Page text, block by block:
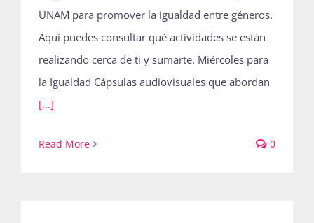
UNAM para promover la igualdad entre géneros.
Aquí puedes consultar qué actividades se están
realizando cerca de ti y sumarte. Miércoles para
la Igualdad Cápsulas audiovisuales que abordan
[...]
Read More 0